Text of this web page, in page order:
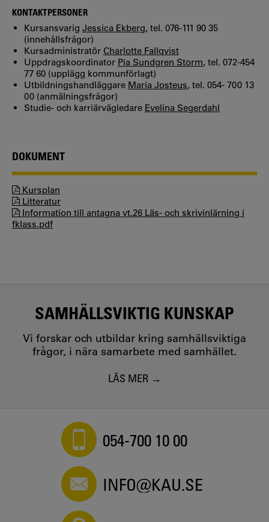
KONTAKTPERSONER
Kursansvarig Jessica Ekberg, tel. 076-111 90 35
(innehållsfrågor)
Kursadministratör Charlotte Fallqvist
Uppdragskoordinator Pia Sundgren Storm, tel. 072-454
77 60 (upplägg kommunförlagt)
Utbildningshandläggare Maria Josteus, tel. 054- 700 13
00 (anmälningsfrågor)
Studie- och karriärvägledare Evelina Segerdahl
DOKUMENT
Kursplan
Litteratur
Information till antagna vt.26 Läs- och skrivinlärning i
fklass.pdf
SAMHÄLLSVIKTIG KUNSKAP
Vi forskar och utbildar kring samhällsviktiga
frågor, i nära samarbete med samhället.
LÄS MER
054-700 10 00
INFO@KAU.SE